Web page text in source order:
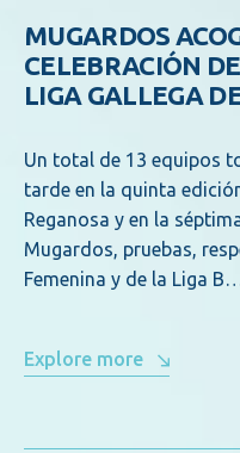
MUGARDOS
CELEBRACIÓN
LIGA GALLEGA
Un total de 13 equipos
tarde en la quinta
Reganosa y en la
Mugardos, pruebas,
Femenina y de la Liga
Explore more